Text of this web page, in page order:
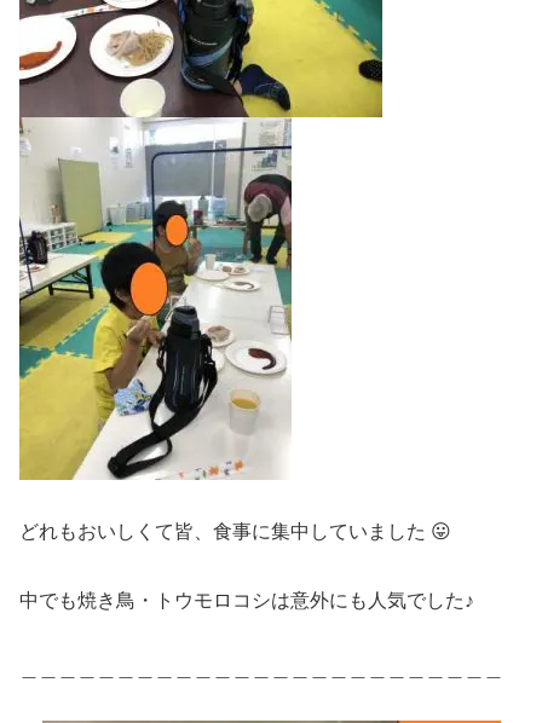
どれもおいしくて皆、食事に集中していました 😛
中でも焼き鳥・トウモロコシは意外にも人気でした♪